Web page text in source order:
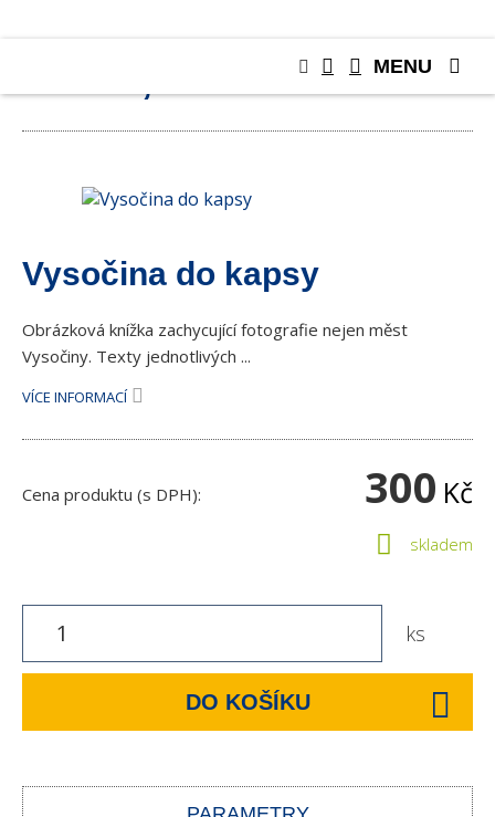
KNIHY, PUBLIKACE
Vysočina do kapsy
Obrázková knížka zachycující fotografie nejen měst
Vysočiny. Texty jednotlivých ...
VÍCE INFORMACÍ
Cena produktu (s DPH): 300 Kč
skladem
ks
DO KOŠÍKU
MENU